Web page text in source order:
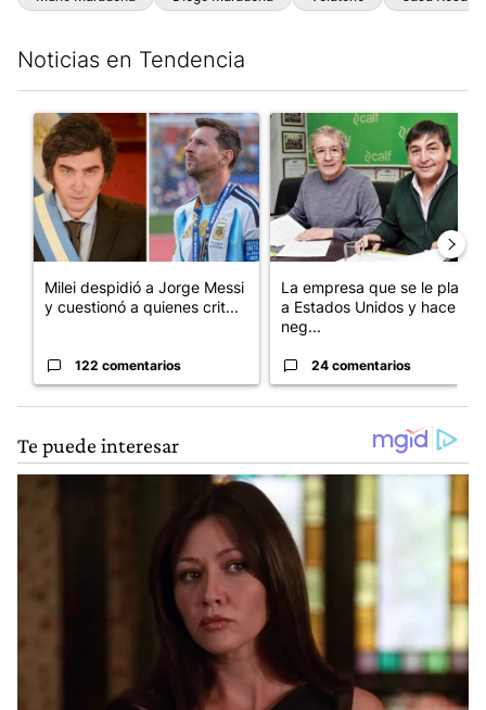
Noticias en Tendencia
Un artículo de tendencia con el título "Milei despidió a Jorge
Milei despidió a Jorge Messi
y cuestionó a quienes crit...
122 comentarios
Un artículo de tendencia con
La empresa que se le plantó
a Estados Unidos y hace
neg...
24 comentarios